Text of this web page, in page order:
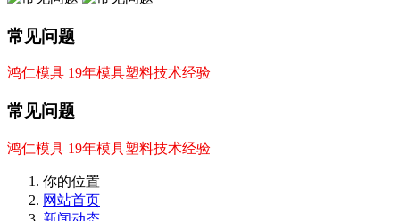
常见问题
鸿仁模具 19年模具塑料技术经验
常见问题
鸿仁模具 19年模具塑料技术经验
你的位置
网站首页